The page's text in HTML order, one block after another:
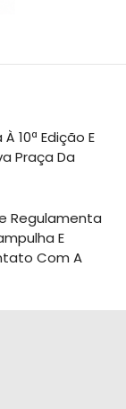
10ª Edição E
Praça Da
Regulamenta
E
Com A